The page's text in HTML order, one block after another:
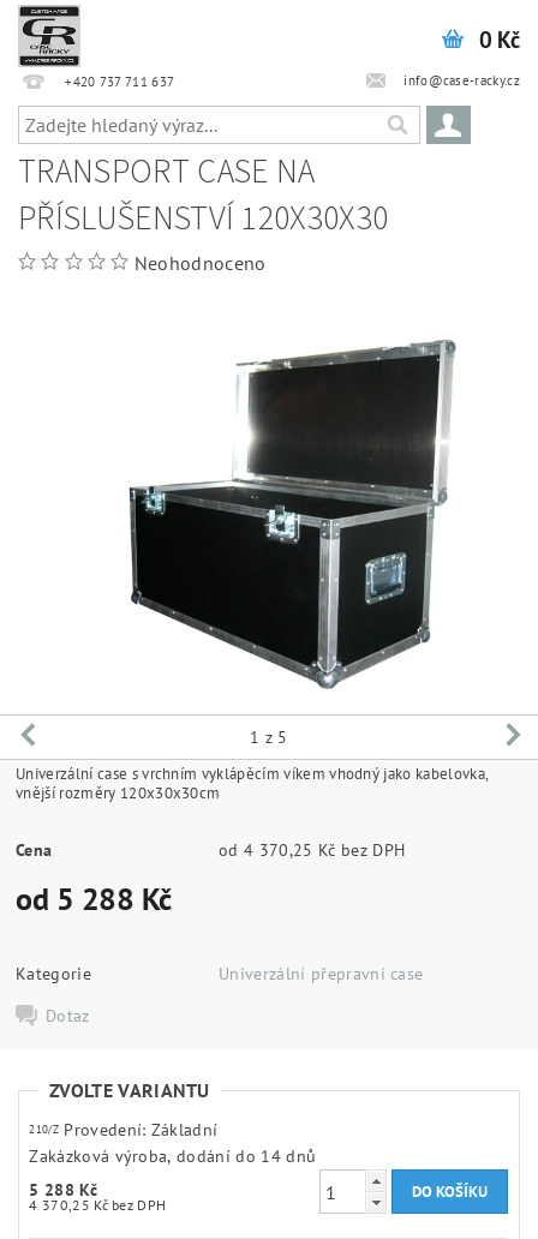
+420 737 711 637 info@case-racky.cz
0 Kč
TRANSPORT CASE NA
PŘÍSLUŠENSTVÍ 120X30X30
Neohodnoceno
1 z 5
Univerzální case s vrchním vyklápěcím víkem vhodný jako kabelovka,
vnější rozměry 120x30x30cm
Cena od 4 370,25 Kč bez DPH
od 5 288 Kč
Kategorie
Univerzální přepravní case
Dotaz
ZVOLTE VARIANTU
210/Z Provedení: Základní
Zakázková výroba, dodání do 14 dnů
5 288 Kč
4 370,25 Kč bez DPH